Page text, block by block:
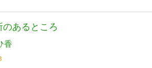
のあるところ
香